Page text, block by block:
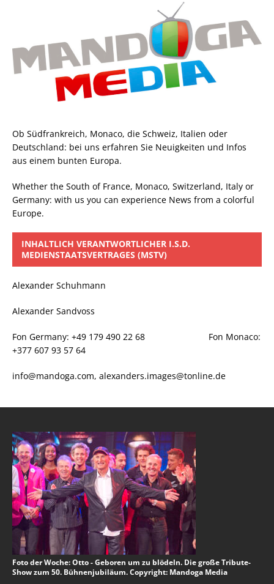
Ob Südfrankreich, Monaco, die Schweiz, Italien oder
Deutschland: bei uns erfahren Sie Neuigkeiten und Infos
aus einem bunten Europa.
Whether the South of France, Monaco, Switzerland, Italy or
Germany: with us you can experience News from a colorful
Europe.
INHALTLICH VERANTWORTLICHER I.S.D.
MEDIENSTAATSVERTRAGES (MSTV)
Alexander Schuhmann
Alexander Sandvoss
Fon Germany: +49 179 490 22 68 Fon Monaco:
+377 607 93 57 64
info@mandoga.com, alexanders.images@tonline.de
Foto der Woche: Otto - Geboren um zu blödeln. Die große Tribute-
Show zum 50. Bühnenjubiläum. Copyright: Mandoga Media